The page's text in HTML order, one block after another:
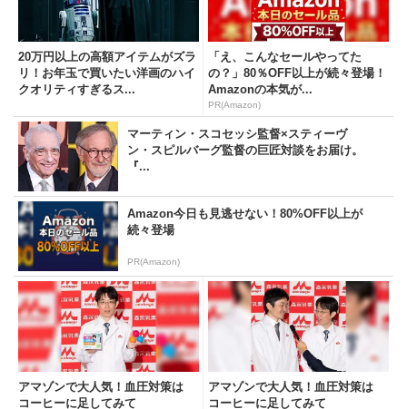
20万円以上の高額アイテムがズラ
リ！お年玉で買いたい洋画のハイ
クオリティすぎるス...
「え、こんなセールやってた
の？」80％OFF以上が続々登場！
Amazonの本気が...
PR(Amazon)
マーティン・スコセッシ監督×スティーヴ
ン・スピルバーグ監督の巨匠対談をお届け。
『...
Amazon今日も見逃せない！80%OFF以上が
続々登場
PR(Amazon)
アマゾンで大人気！血圧対策は
コーヒーに足してみて
アマゾンで大人気！血圧対策は
コーヒーに足してみて